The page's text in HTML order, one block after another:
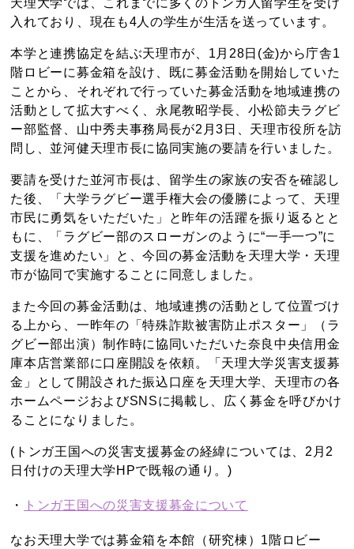
天理大学では、これまでに多くのトンガ人留学生を受け
入れており、現在も4人の学生が生活を送っています。
本学と連携協定を結ぶ天理市が、1月28日(金)から庁舎1
階ロビーに募金箱を設け、既に募金活動を開始していた
ことから、それぞれで行っていた募金活動を地域連携の
活動として拡大すべく、永尾教昭学長、小松節夫ラグビ
ー部監督、山中秀夫事務局長が2月3日、天理市役所を訪
問し、並河健天理市長に協同実施の要請を行いました。
要請を受けた並河市長は、留学生の家族の安否を確認し
た後、「大学ラグビー選手権大会の優勝によって、天理
市民に勇気をいただいた」と昨年の活躍を振り返るとと
もに、「ラグビー部のスローガンのように“一手一つ”に
支援を進めたい」と、今回の募金活動を天理大学・天理
市が協同で実施することに同意しました。
また今回の募金活動は、地域連携の活動として位置づけ
る上から、一昨年の「特殊詐欺被害防止ポスター」（ラ
グビー部出演）制作時に協同いただいた奈良中央信用金
庫本店営業部に口座開設を依頼。「天理大学災害支援募
金」として開設された振込口座を天理大学、天理市の各
ホームページおよびSNSに掲載し、広く募金を呼びかけ
ることになりました。
(トンガ王国への災害支援募金の経緯については、2月2
日付けの天理大学HPで既報の通り。)
・ トンガ王国への災害支援募金について
なお天理大学では募金箱を本館（研究棟）1階ロビー